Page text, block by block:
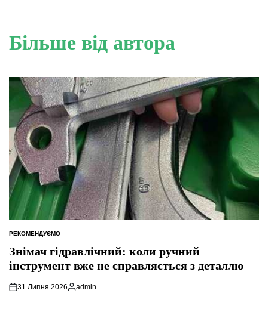
Більше від автора
ОПУБЛІКУВАТИ
У
РЕКОМЕНДУЄМО
Знімач гідравлічний: коли ручний
інструмент вже не справляється з деталлю
31 Липня 2026
Опубліковано
admin